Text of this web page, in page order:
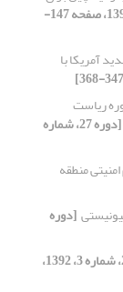
[دوره 27، شماره 1، 1392، صفحه 147-
آمریکا ‏با
‏ریاست
[دوره 27، شماره
منطقه
[دوره
[دوره 27، شماره 3، 1392،